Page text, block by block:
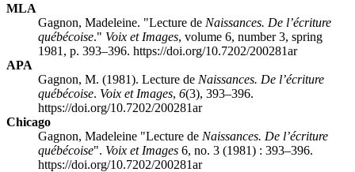
MLA
Gagnon, Madeleine. "Lecture de Naissances. De l’écriture
québécoise." Voix et Images, volume 6, number 3, spring
1981, p. 393–396. https://doi.org/10.7202/200281ar
APA
Gagnon, M. (1981). Lecture de Naissances. De l’écriture
québécoise. Voix et Images, 6(3), 393–396.
https://doi.org/10.7202/200281ar
Chicago
Gagnon, Madeleine "Lecture de Naissances. De l’écriture
québécoise". Voix et Images 6, no. 3 (1981) : 393–396.
https://doi.org/10.7202/200281ar